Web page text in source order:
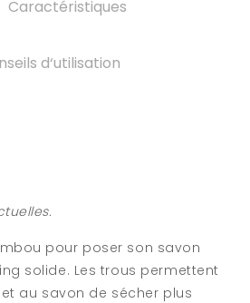
Caractéristiques
d‘utilisation
pour poser son savon
solide. Les trous permettent
au savon de sécher plus